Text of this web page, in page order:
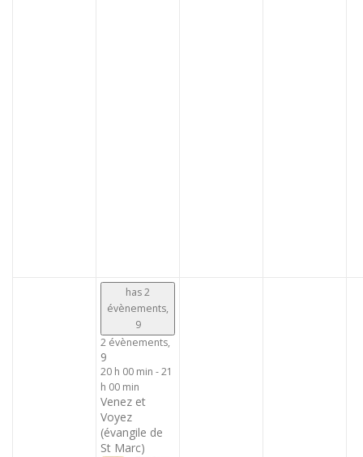
has 2
évènements,
9
2 évènements,
9
20 h 00 min -21
h 00 min
Venez et
Voyez
(évangile de
St Marc)